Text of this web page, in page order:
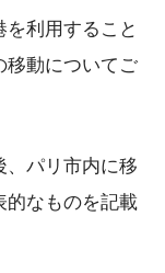
利用すること
移動についてご
、パリ市内に移
的なものを記載